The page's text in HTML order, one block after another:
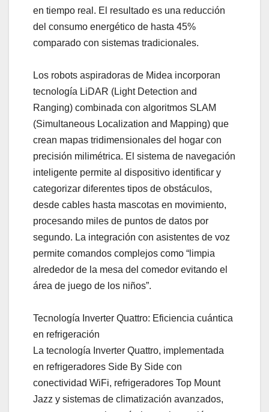
en tiempo real. El resultado es una reducción
del consumo energético de hasta 45%
comparado con sistemas tradicionales.
Los robots aspiradoras de Midea incorporan
tecnología LiDAR (Light Detection and
Ranging) combinada con algoritmos SLAM
(Simultaneous Localization and Mapping) que
crean mapas tridimensionales del hogar con
precisión milimétrica. El sistema de navegación
inteligente permite al dispositivo identificar y
categorizar diferentes tipos de obstáculos,
desde cables hasta mascotas en movimiento,
procesando miles de puntos de datos por
segundo. La integración con asistentes de voz
permite comandos complejos como “limpia
alrededor de la mesa del comedor evitando el
área de juego de los niños”.
Tecnología Inverter Quattro: Eficiencia cuántica
en refrigeración
La tecnología Inverter Quattro, implementada
en refrigeradores Side By Side con
conectividad WiFi, refrigeradores Top Mount
Jazz y sistemas de climatización avanzados,